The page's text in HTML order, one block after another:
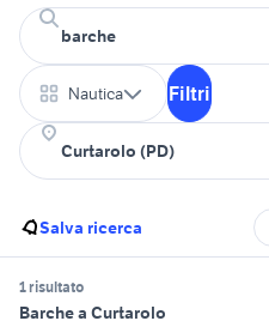
Nautica Filtri
Salva ricerca
1 risultato
Barche a Curtarolo